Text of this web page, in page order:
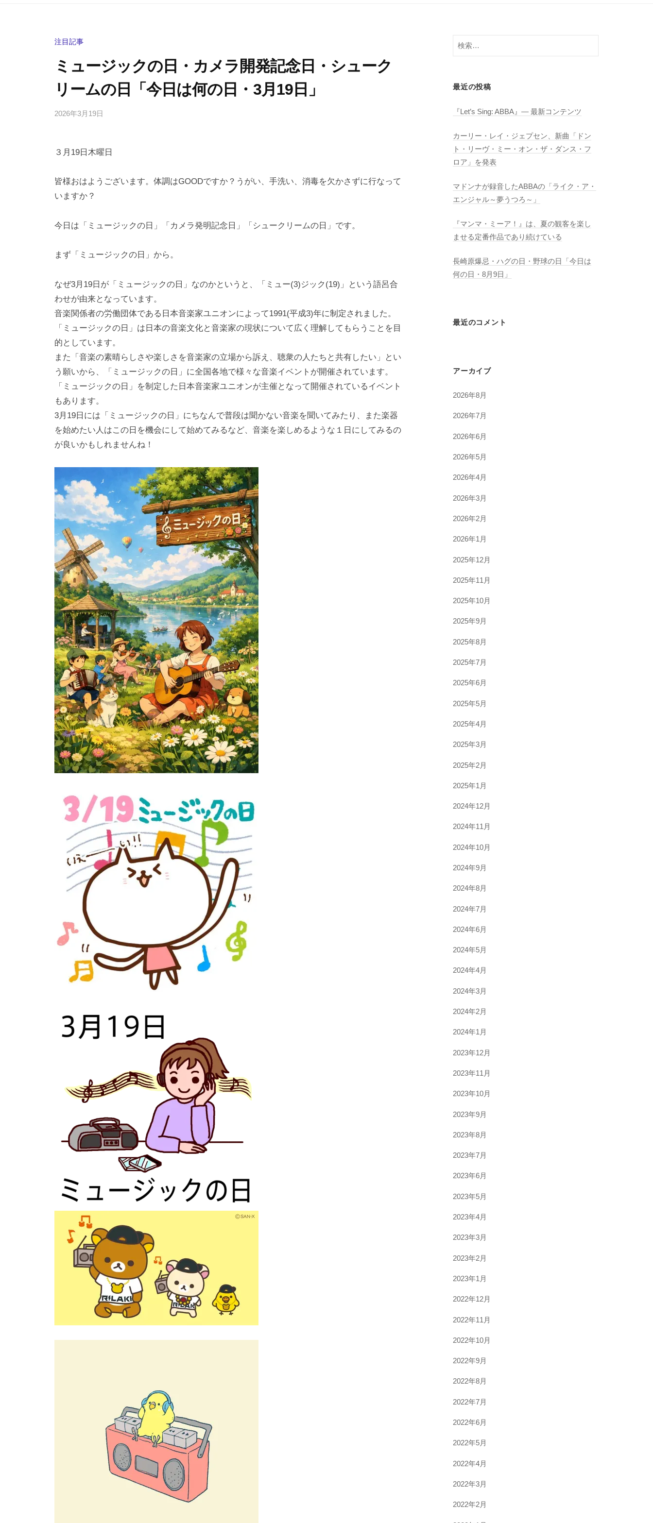
注目記事
ミュージックの日・カメラ開発記念日・シューク
リームの日「今日は何の日・3月19日」
2026年3月19日
i
a
m
の
メ
３月19日木曜日
皆様おはようございます。体調はGOODですか？うがい、手洗い、消毒を欠かさずに行なって
いますか？
今日は「ミュージックの日」「カメラ発明記念日」「シュークリームの日」です。
まず「ミュージックの日」から。
なぜ3月19日が「ミュージックの日」なのかというと、「ミュー(3)ジック(19)」という語呂合
わせが由来となっています。
音楽関係者の労働団体である日本音楽家ユニオンによって1991(平成3)年に制定されました。
「ミュージックの日」は日本の音楽文化と音楽家の現状について広く理解してもらうことを目
的としています。
また「音楽の素晴らしさや楽しさを音楽家の立場から訴え、聴衆の人たちと共有したい」とい
う願いから、「ミュージックの日」に全国各地で様々な音楽イベントが開催されています。
「ミュージックの日」を制定した日本音楽家ユニオンが主催となって開催されているイベント
もあります。
3月19日には「ミュージックの日」にちなんで普段は聞かない音楽を聞いてみたり、また楽器
を始めたい人はこの日を機会にして始めてみるなど、音楽を楽しめるような１日にしてみるの
が良いかもしれませんね！
検
索:
最近の投稿
『Let’s Sing: ABBA』― 最新コンテンツ
カーリー・レイ・ジェプセン、新曲「ドン
ト・リーヴ・ミー・オン・ザ・ダンス・フ
ロア」を発表
マドンナが録音したABBAの「ライク・ア・
エンジャル～夢うつろ～」
『マンマ・ミーア！』は、夏の観客を楽し
ませる定番作品であり続けている
長崎原爆忌・ハグの日・野球の日「今日は
何の日・8月9日」
最近のコメント
アーカイブ
2026年8月
2026年7月
2026年6月
2026年5月
2026年4月
2026年3月
2026年2月
2026年1月
2025年12月
2025年11月
2025年10月
2025年9月
2025年8月
2025年7月
2025年6月
2025年5月
2025年4月
2025年3月
2025年2月
2025年1月
2024年12月
2024年11月
2024年10月
2024年9月
2024年8月
2024年7月
2024年6月
2024年5月
2024年4月
2024年3月
2024年2月
2024年1月
2023年12月
2023年11月
2023年10月
2023年9月
2023年8月
2023年7月
2023年6月
2023年5月
2023年4月
2023年3月
2023年2月
2023年1月
2022年12月
2022年11月
2022年10月
2022年9月
2022年8月
2022年7月
2022年6月
2022年5月
2022年4月
2022年3月
2022年2月